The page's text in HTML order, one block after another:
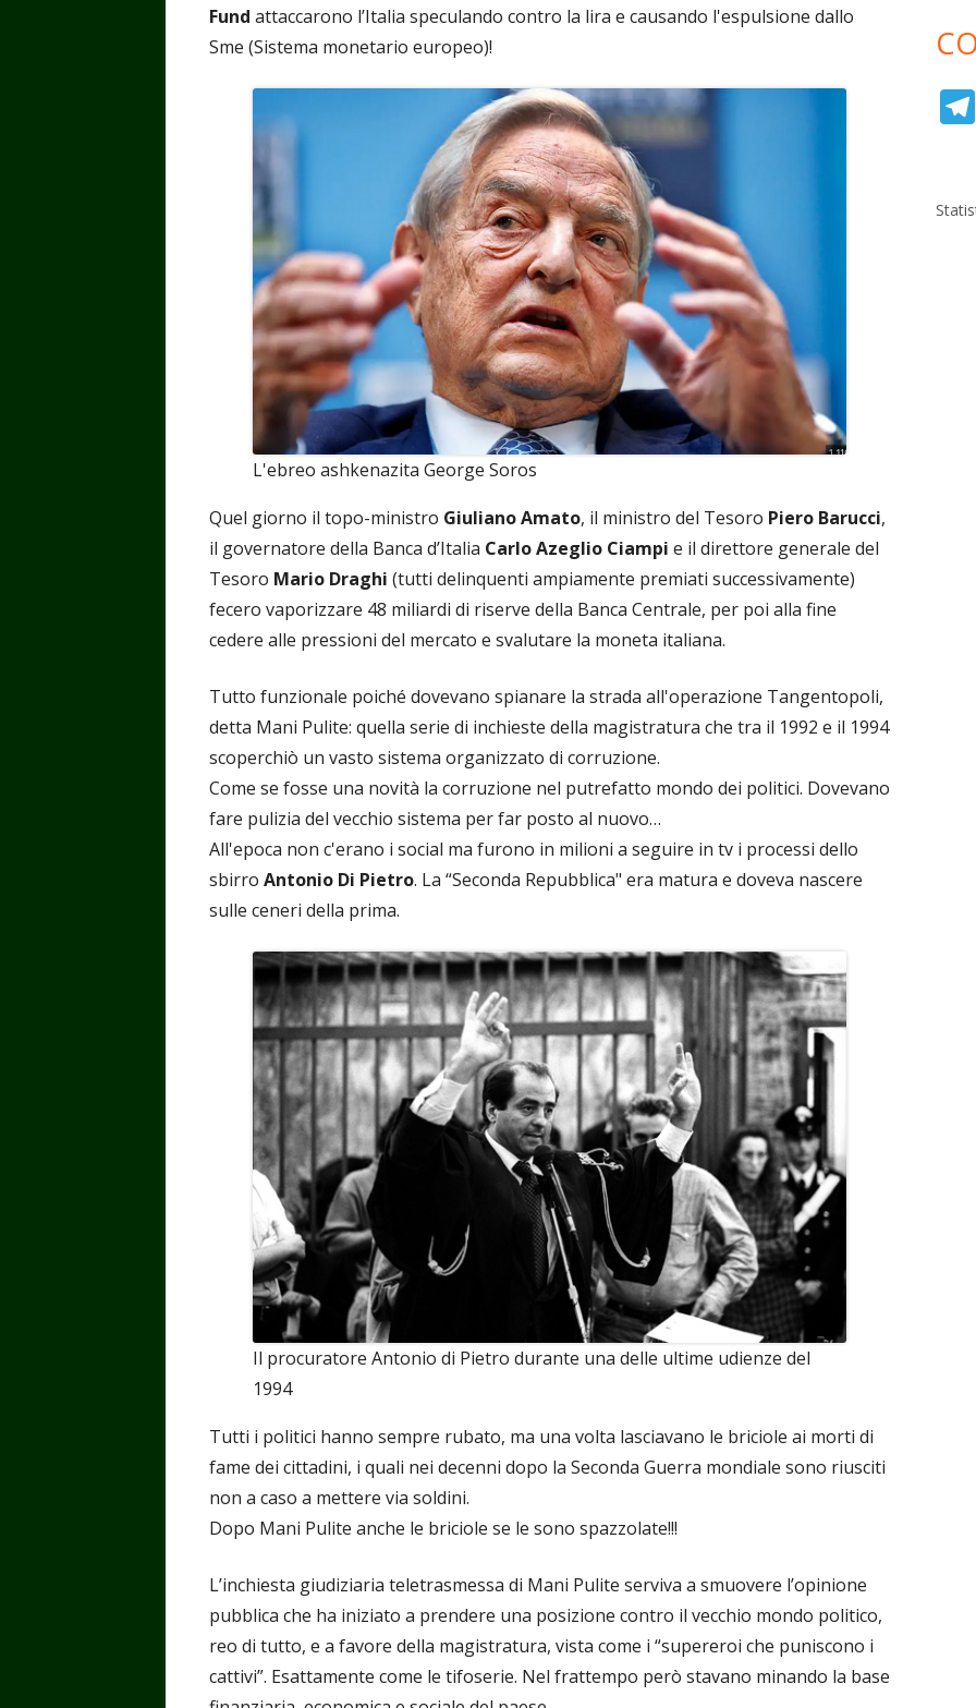
Fund attaccarono l’Italia speculando contro la lira e causando l'espulsione dallo
Sme (Sistema monetario europeo)!
L'ebreo ashkenazita George Soros
Quel giorno il topo-ministro Giuliano Amato, il ministro del Tesoro Piero Barucci,
il governatore della Banca d’Italia Carlo Azeglio Ciampi e il direttore generale del
Tesoro Mario Draghi (tutti delinquenti ampiamente premiati successivamente)
fecero vaporizzare 48 miliardi di riserve della Banca Centrale, per poi alla fine
cedere alle pressioni del mercato e svalutare la moneta italiana.
Tutto funzionale poiché dovevano spianare la strada all'operazione Tangentopoli,
detta Mani Pulite: quella serie di inchieste della magistratura che tra il 1992 e il 1994
scoperchiò un vasto sistema organizzato di corruzione.
Come se fosse una novità la corruzione nel putrefatto mondo dei politici. Dovevano
fare pulizia del vecchio sistema per far posto al nuovo…
All'epoca non c'erano i social ma furono in milioni a seguire in tv i processi dello
sbirro Antonio Di Pietro. La “Seconda Repubblica" era matura e doveva nascere
sulle ceneri della prima.
Il procuratore Antonio di Pietro durante una delle ultime udienze del
1994
Tutti i politici hanno sempre rubato, ma una volta lasciavano le briciole ai morti di
fame dei cittadini, i quali nei decenni dopo la Seconda Guerra mondiale sono riusciti
non a caso a mettere via soldini.
Dopo Mani Pulite anche le briciole se le sono spazzolate!!!
L’inchiesta giudiziaria teletrasmessa di Mani Pulite serviva a smuovere l’opinione
pubblica che ha iniziato a prendere una posizione contro il vecchio mondo politico,
reo di tutto, e a favore della magistratura, vista come i “supereroi che puniscono i
cattivi”. Esattamente come le tifoserie. Nel frattempo però stavano minando la base